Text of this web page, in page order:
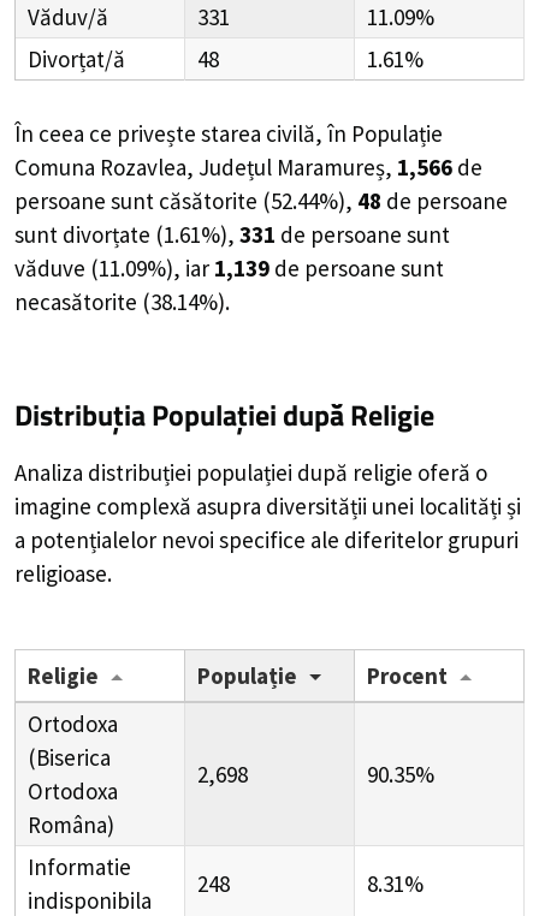
Văduv/ă
331
11.09%
Divorțat/ă
48 1.61%
În ceea ce privește starea civilă, în Populație
Comuna Rozavlea, Județul Maramureș, 1,566 de
persoane sunt căsătorite (52.44%), 48 de persoane
sunt divorțate (1.61%), 331 de persoane sunt
văduve (11.09%), iar 1,139 de persoane sunt
necasătorite (38.14%).
Distribuția Populațieidupă Religie
Analiza distribuției populației după religie oferă o
imagine complexă asupra diversității unei localități și
a potențialelor nevoi specifice ale diferitelor grupuri
religioase.
Religie Populație
Procent
Ortodoxa
(Biserica
Ortodoxa
Româna)
2,698 90.35%
Informatie
indisponibila
248 8.31%